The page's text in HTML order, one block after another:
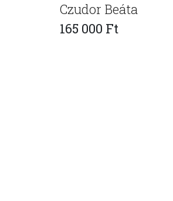
Czudor Beáta
165 000 Ft